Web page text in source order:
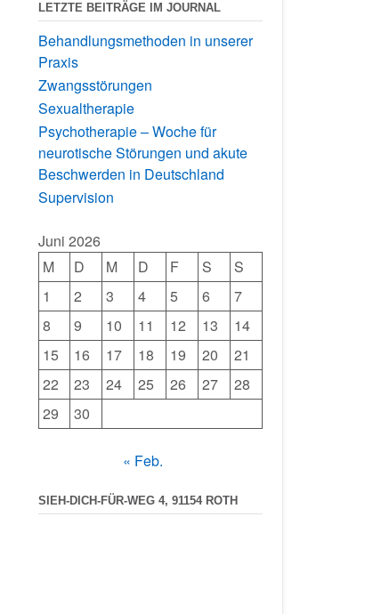
LETZTE BEITRÄGE IM JOURNAL
Behandlungsmethoden in unserer
Praxis
Zwangsstörungen
Sexualtherapie
Psychotherapie – Woche für
neurotische Störungen und akute
Beschwerden in Deutschland
Supervision
Juni 2026
M
D M D F S
S
1
2 3 4 5 6
7
8
9 10 11 12 13
14
15
16 17 18 19 20
21
22
23 24 25 26 27
28
29
30
« Feb.
SIEH-DICH-FÜR-WEG 4, 91154 ROTH